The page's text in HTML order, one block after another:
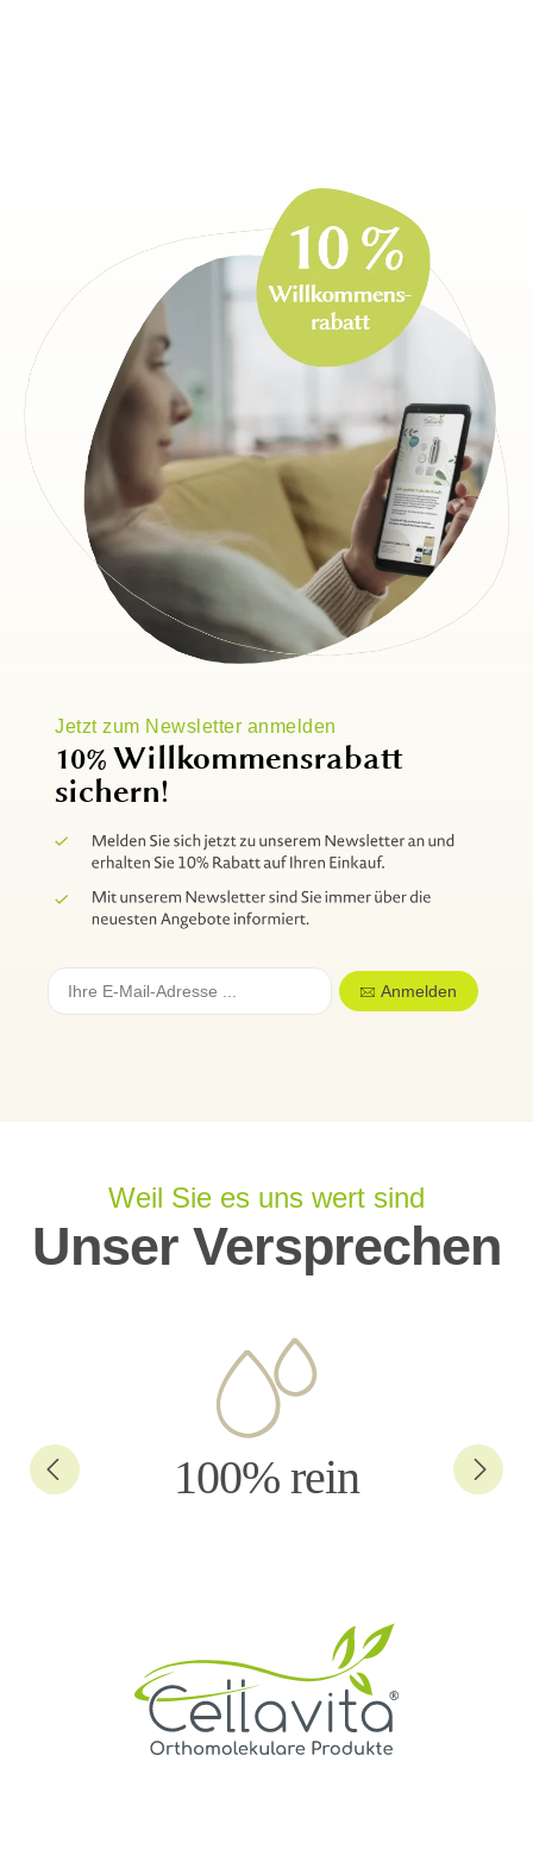
Jetzt zum Newsletter anmelden
10% Willkommensrabatt
sichern!
Anmelden
Weil Sie es uns wert sind
Unser Versprechen
100% rein